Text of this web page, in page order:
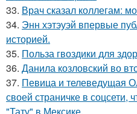
33. Врач сказал коллегам:
34. Энн хэтэуэй впервые
историей.
35. Польза гвоздики для
36. Данила козловский во
37. Певица и телеведущая
своей страничке в соцсети,